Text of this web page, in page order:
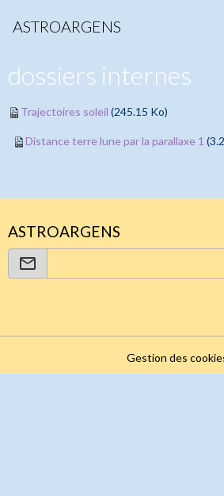
ASTROARGENS
dossiers internes
Trajectoires soleil (245.15 Ko)
Distance terre lune par la parallaxe 1
ASTROARGENS
Gestion des